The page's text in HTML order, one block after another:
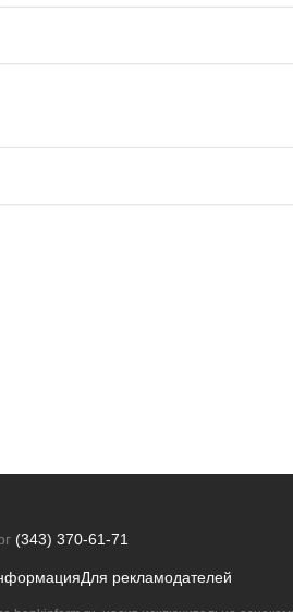
(343) 370-61-71
Для рекламодателей